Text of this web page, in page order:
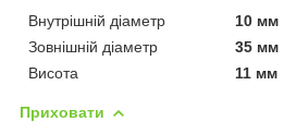
Внутрішній діаметр
10 мм
Зовнішній діаметр
35 мм
Висота
11 мм
Приховати